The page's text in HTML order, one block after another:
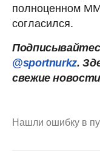
полноценном
согласился.
@sportnurkz.
свежие
Нашли ошибку в